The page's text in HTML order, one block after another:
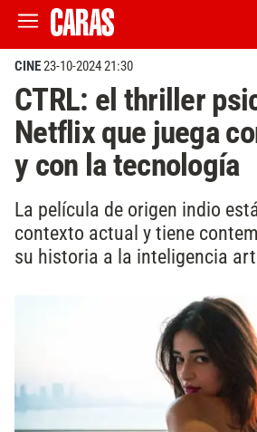
CINE23-10-2024 21:30
CTRL: el thriller
Netflix que juega
y con la tecnología
La película de origen indio
contexto actual y tiene
su historia a la inteligencia